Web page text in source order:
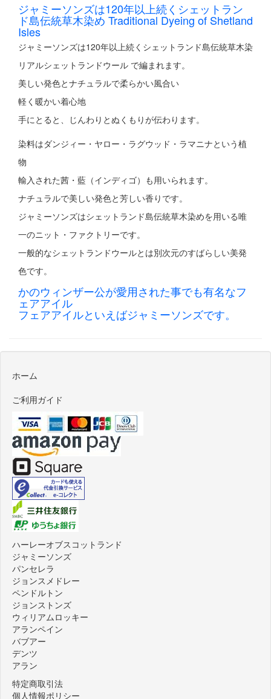
ジャミーソンズは120年以上続くシェットラン
ド島伝統草木染め Traditional Dyeing of Shetland
Isles
ジャミーソンズは120年以上続くシェットランド島伝統草木染
リアルシェットランドウール で編まれます。
美しい発色とナチュラルで柔らかい風合い
軽く暖かい着心地
手にとると、じんわりとぬくもりが伝わります。
染料はダンジィー・ヤロー・ラグウッド・ラマニナという植
物
輸入された茜・藍（インディゴ）も用いられます。
ナチュラルで美しい発色と芳しい香りです。
ジャミーソンズはシェットランド島伝統草木染めを用いる唯
一のニット・ファクトリーです。
一般的なシェットランドウールとは別次元のすばらしい美発
色です。
かのウィンザー公が愛用された事でも有名なフ
ェアアイル
フェアアイルといえばジャミーソンズです。
ホーム
ご利用ガイド
ハーレーオブスコットランド
ジャミーソンズ
パンセレラ
ジョンスメドレー
ペンドルトン
ジョンストンズ
ウィリアムロッキー
アランペイン
バブアー
デンツ
アラン
特定商取引法
個人情報ポリシー